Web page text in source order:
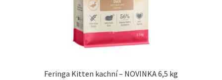
Feringa Kitten kachní – NOVINKA 6,5 kg